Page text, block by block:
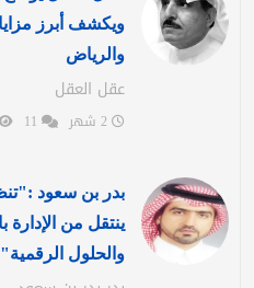
ويكشف أبرز
والرياض
عقل العقل
بدر بن سعود
ينتقل من الإدارة
والحلول الرقمية"